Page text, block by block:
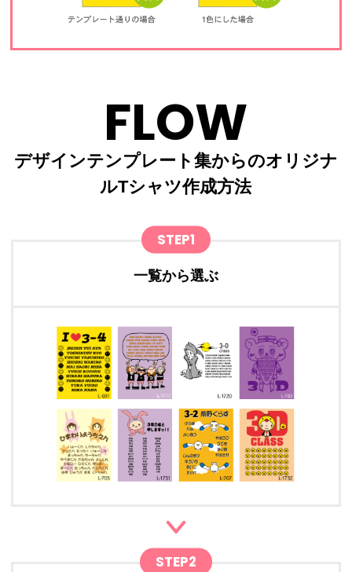
FLOW
デザインテンプレート集からのオリジナ
ルTシャツ作成方法
STEP1
一覧から選ぶ
STEP2